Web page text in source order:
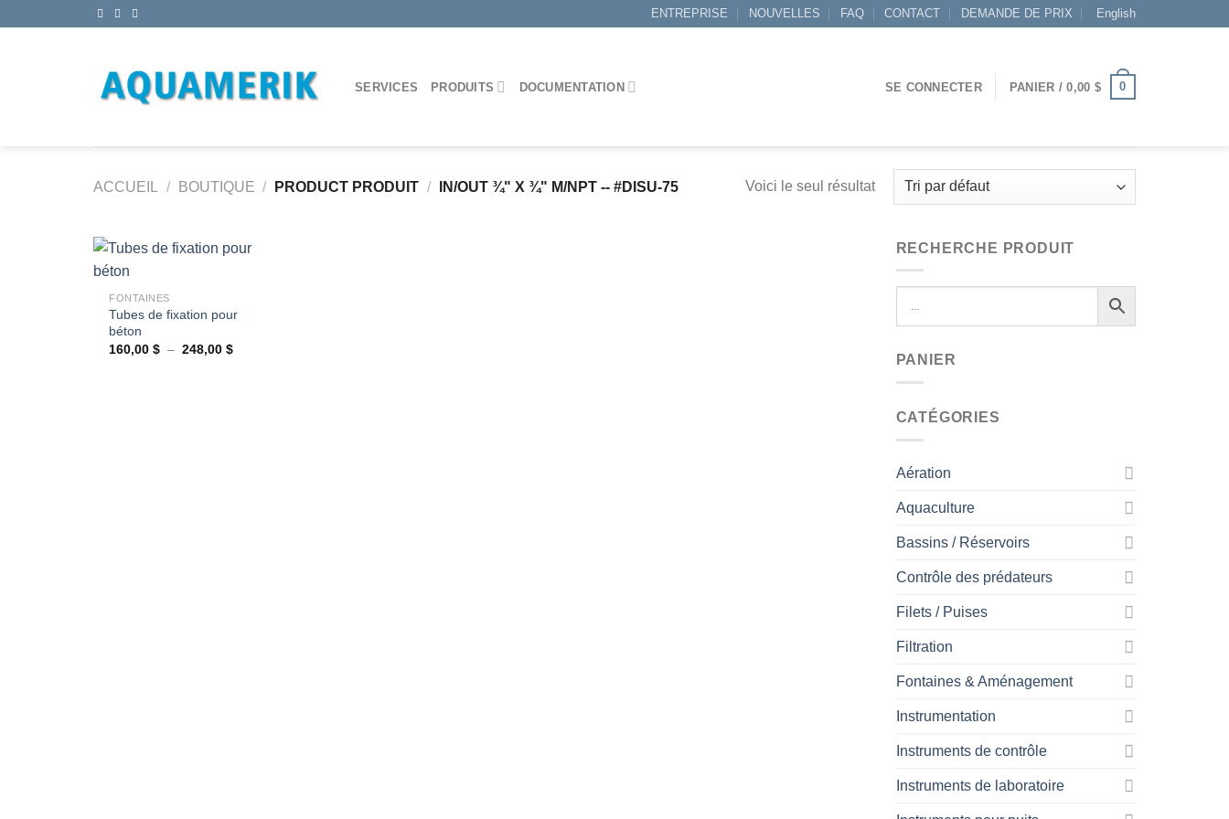
ENTREPRISE NOUVELLES FAQ CONTACT DEMANDE DE PRIX English
SERVICES PRODUITS DOCUMENTATION SE CONNECTER PANIER /0,00 $ 0
ACCUEIL / BOUTIQUE / PRODUCT PRODUIT / IN/OUT ¾" X ¾" M/NPT -- #DISU-75 Voici le seul résultat
Ajouter
wishlist
FONTAINES
Tubes de fixation pour
béton
160,00$ – 248,00$Plage
RECHERCHE PRODUIT
PANIER
CATÉGORIES
Aération
Aquaculture
Bassins / Réservoirs
Contrôle des prédateurs
Filets / Puises
Filtration
Fontaines & Aménagement
Instrumentation
Instruments de contrôle
Instruments de laboratoire